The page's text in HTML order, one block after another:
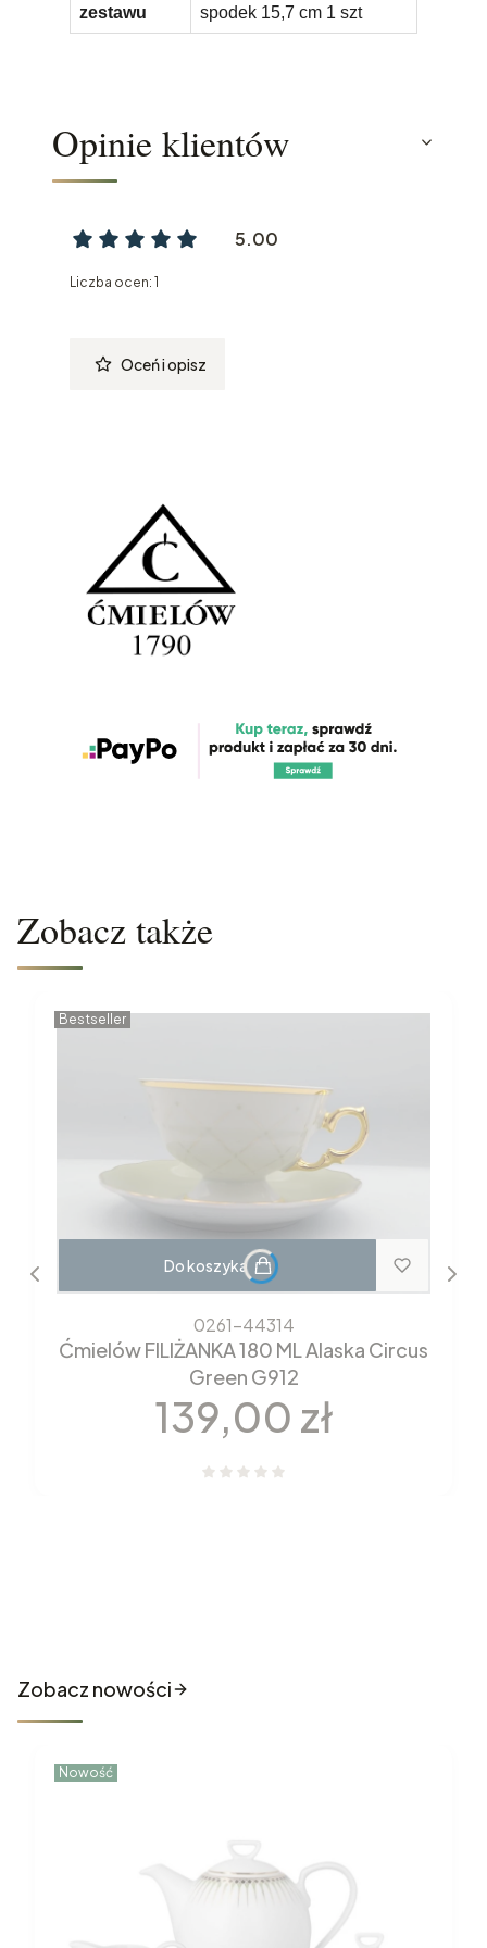
zestawu spodek 15,7 cm 1 szt
Opinie klientów
5.00
Liczba ocen: 1
Oceń i opisz
Zobacz także
Bestseller
Do koszyka
0261-44314
Ćmielów FILIŻANKA 180 ML Alaska Circus
Green G912
Cena
139,00 zł
Zobacz nowości
Nowość